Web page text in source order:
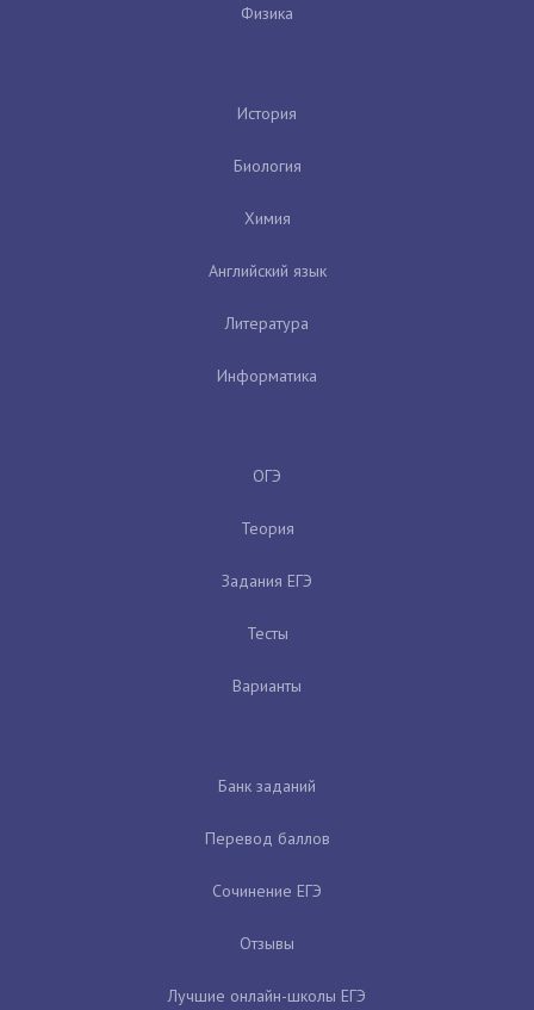
Физика
История
Биология
Химия
Английский язык
Литература
Информатика
ОГЭ
Теория
Задания ЕГЭ
Тесты
Варианты
Банк заданий
Перевод баллов
Сочинение ЕГЭ
Отзывы
Лучшие онлайн-школы ЕГЭ